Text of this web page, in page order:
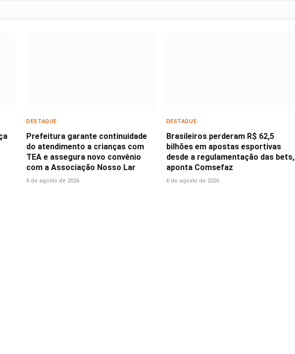
DESTAQUE
Prefeitura garante continuidade
do atendimento a crianças com
TEA e assegura novo convênio
com a Associação Nosso Lar
6 de agosto de 2026
DESTAQUE
Brasileiros perderam R$ 62,5
bilhões em apostas esportivas
desde a regulamentação das bets,
aponta Comsefaz
6 de agosto de 2026